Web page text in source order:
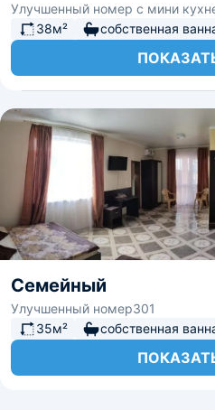
Улучшенный номер с мини
38м²
собственная
Семейный
Улучшенный номер301
35м²
собственная